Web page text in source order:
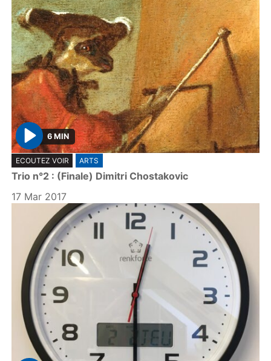
P
l
a
y
6 MIN
ECOUTEZ VOIR ARTS
Trio n°2 : (Finale) Dimitri Chostakovic
17 Mar 2017